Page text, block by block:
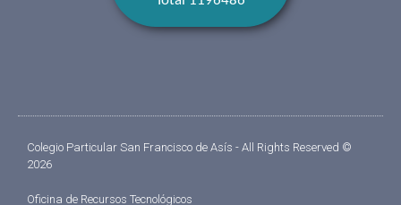
Colegio Particular San Francisco de Asís - All Rights Reserved ©
2026
Oficina de Recursos Tecnológicos​